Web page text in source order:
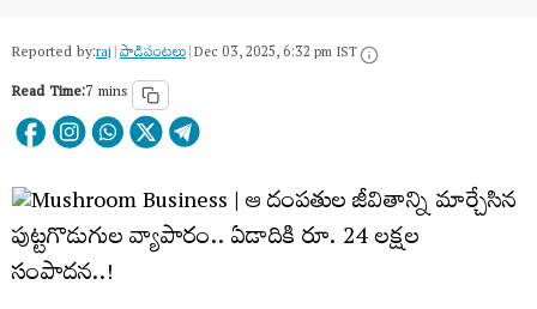
Reported by:raj|పాడిపంటలు|Dec 03, 2025, 6:32 pm IST
Read Time:7 mins